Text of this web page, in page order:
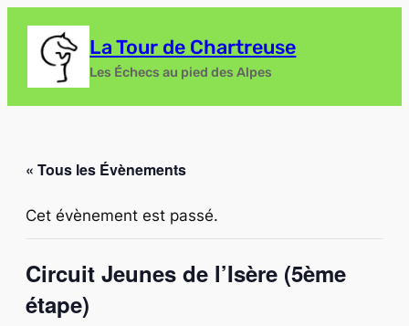
La Tour de Chartreuse
Les Échecs au pied des Alpes
« Tous les Évènements
Cet évènement est passé.
Circuit Jeunes de l’Isère (5ème
étape)